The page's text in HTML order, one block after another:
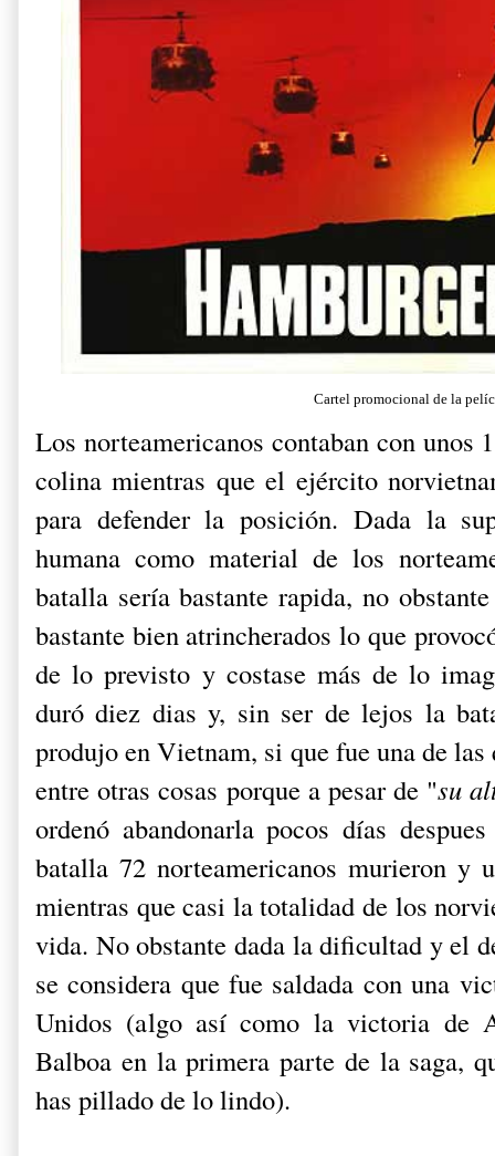
Cartel promocional de la
Los norteamericanos contaban con unos
colina mientras que el ejército
para defender la posición. Dada la
humana como material de los
batalla sería bastante rapida, no
bastante bien atrincherados lo que
de lo previsto y costase más de lo
duró diez dias y, sin ser de lejos la
produjo en Vietnam, si que fue una de
entre otras cosas porque a pesar de "su
ordenó abandonarla pocos días
batalla 72 norteamericanos murieron y
mientras que casi la totalidad de los
vida. No obstante dada la dificultad y el
se considera que fue saldada con una
Unidos (algo así como la victoria de
Balboa en la primera parte de la saga,
has pillado de lo lindo).